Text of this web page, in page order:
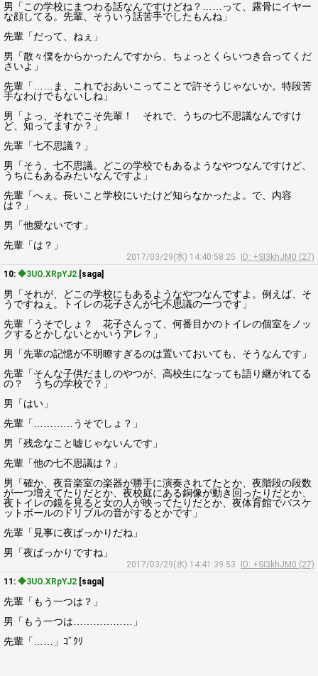
男「この学校にまつわる話なんですけどね？……って、露骨にイヤー
な顔してる。先輩、そういう話苦手でしたもんね」
先輩「だって、ねぇ」
男「散々僕をからかったんですから、ちょっとくらいつき合ってくだ
さいよ」
先輩「……ま、これでおあいこってことで許そうじゃないか。特段苦
手なわけでもないしね」
男「よっ、それでこそ先輩！ それで、うちの七不思議なんですけ
ど、知ってますか？」
先輩「七不思議？」
男「そう、七不思議。どこの学校でもあるようなやつなんですけど、
うちにもあるみたいなんですよ」
先輩「へぇ。長いこと学校にいたけど知らなかったよ。で、内容
は？」
男「他愛ないです」
先輩「は？」
2017/03/29(水) 14:40:58.25
ID: +SI3khJM0 (27)
10: ◆3UO.XRpYJ2 [saga]
男「それが、どこの学校にもあるようなやつなんですよ。例えば、そ
うですねぇ。トイレの花子さんが七不思議の一つです」
先輩「うそでしょ？ 花子さんって、何番目かのトイレの個室をノッ
クするとかしないとかいうアレ？」
男「先輩の記憶が不明瞭すぎるのは置いておいても、そうなんです」
先輩「そんな子供だましのやつが、高校生になっても語り継がれてる
の？ うちの学校で？」
男「はい」
先輩「…………うそでしょ？」
男「残念なこと嘘じゃないんです」
先輩「他の七不思議は？」
男「確か、夜音楽室の楽器が勝手に演奏されてたとか、夜階段の段数
が一つ増えてたりだとか、夜校庭にある銅像が動き回ったりだとか、
夜トイレの鏡を見ると女の人が映ってたりだとか、夜体育館でバスケ
ットボールのドリブルの音がするとかです」
先輩「見事に夜ばっかりだね」
男「夜ばっかりですね」
2017/03/29(水) 14:41:39.53
ID: +SI3khJM0 (27)
11: ◆3UO.XRpYJ2 [saga]
先輩「もう一つは？」
男「もう一つは………………」
先輩「……」ｺﾞｸﾘ